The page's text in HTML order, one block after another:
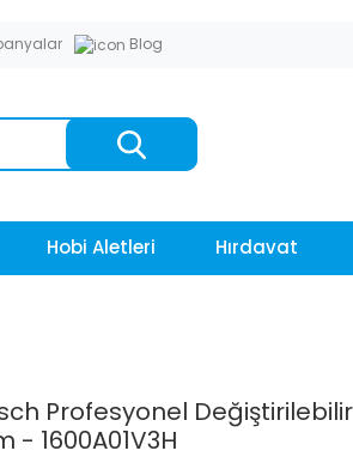
Blog
Hobi Aletleri Hırdavat
Profesyonel Değiştirilebilir
- 1600A01V3H